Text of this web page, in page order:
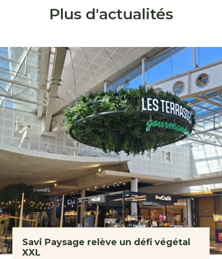
Plus d'actualités
Savi Paysage relève un défi végétal
XXL